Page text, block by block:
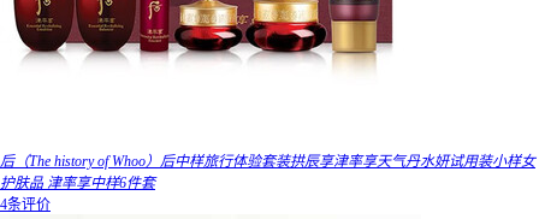
后（The history of Whoo）后中样旅行体验套装拱辰享津率享天气丹水妍试用装小样女
护肤品 津率享中样6件套
4条评价